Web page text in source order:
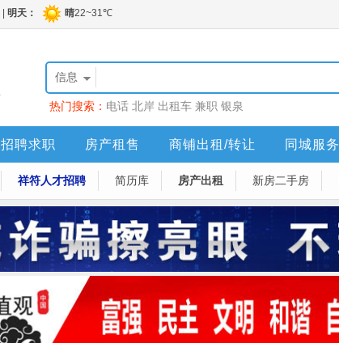
信息
热门搜索： 电话 北岸 出租车 兼职 银泉
招聘求职 房产租售 商铺出租/转让 同城服务
祥符人才招聘 简历库 房产出租 新房二手房